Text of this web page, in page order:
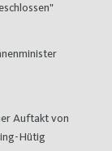
Auftakt von
Hütig